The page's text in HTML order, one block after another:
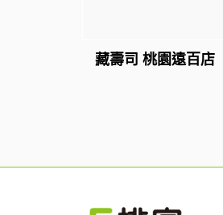
藏壽司 桃園遠百店